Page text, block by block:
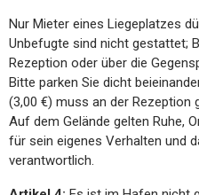
Nur Mieter eines Liegeplatzes
Unbefugte sind nicht gestattet;
Rezeption oder über die
Bitte parken Sie dicht
(3,00 €) muss an der Rezeption
Auf dem Gelände gelten Ruhe,
für sein eigenes Verhalten und
verantwortlich.